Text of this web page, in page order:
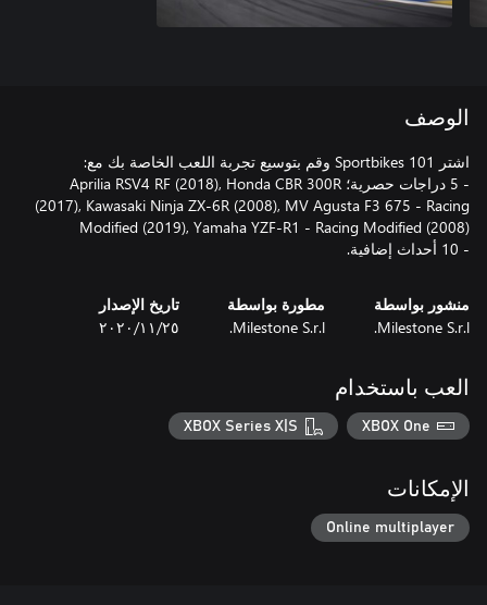
الوصف
- 5 دراجات حصرية؛ Aprilia RSV4 RF (2018), Honda CBR 300R
(2017), Kawasaki Ninja ZX-6R (2008), MV Agusta F3 675 - Racing
- 10 أحداث إضافية.
منشور بواسطة
Milestone S.r.l.
مطورة بواسطة
Milestone S.r.l.
تاريخ الإصدار
٢٥‏/١١‏/٢٠٢٠
العب باستخدام
XBOX One
XBOX Series X|S
الإمكانات
Online multiplayer